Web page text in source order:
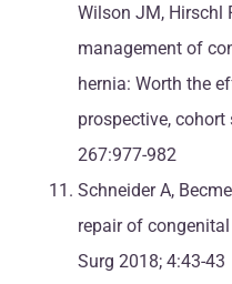
Wilson JM, Hirschl
management of
hernia: Worth the
prospective, cohort
267:977-982
Schneider A,
repair of
Surg 2018; 4:43-43